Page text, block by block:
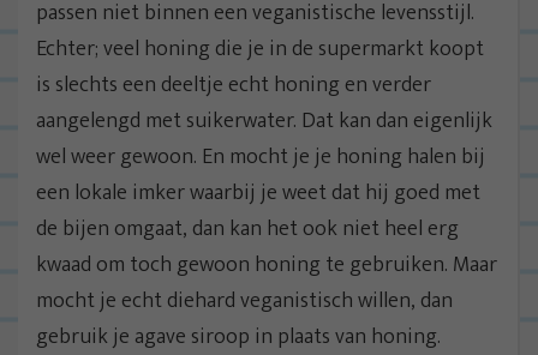
passen niet binnen een veganistische levensstijl.
Echter; veel honing die je in de supermarkt koopt
is slechts een deeltje echt honing en verder
aangelengd met suikerwater. Dat kan dan eigenlijk
wel weer gewoon. En mocht je je honing halen bij
een lokale imker waarbij je weet dat hij goed met
de bijen omgaat, dan kan het ook niet heel erg
kwaad om toch gewoon honing te gebruiken. Maar
mocht je echt diehard veganistisch willen, dan
gebruik je agave siroop in plaats van honing.